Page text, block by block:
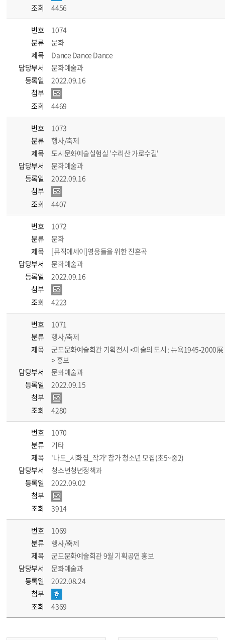
조회
4456
번호
1074
분류
문화
제목
Dance Dance Dance
담당부서
문화예술과
등록일
2022.09.16
첨부
조회
4469
번호
1073
분류
행사/축제
제목
도시문화예술실험실 '수리산 가로수길'
담당부서
문화예술과
등록일
2022.09.16
첨부
조회
4407
번호
1072
분류
문화
제목
[뮤직에세이]영웅들을 위한 진혼곡
담당부서
문화예술과
등록일
2022.09.16
첨부
조회
4223
번호
1071
분류
행사/축제
제목
군포문화예술회관 기획전시 <미술의 도시 : 뉴욕1945-2000展
> 홍보
담당부서
문화예술과
등록일
2022.09.15
첨부
조회
4280
번호
1070
분류
기타
제목
'나도_시화집_작가' 참가 청소년 모집(초5~중2)
담당부서
청소년청년정책과
등록일
2022.09.02
첨부
조회
3914
번호
1069
분류
행사/축제
제목
군포문화예술회관 9월 기획공연 홍보
담당부서
문화예술과
등록일
2022.08.24
첨부
조회
4369